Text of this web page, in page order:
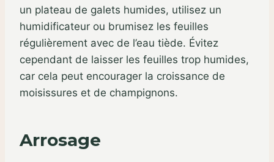
un plateau de galets humides, utilisez un
humidificateur ou brumisez les feuilles
régulièrement avec de l’eau tiède. Évitez
cependant de laisser les feuilles trop humides,
car cela peut encourager la croissance de
moisissures et de champignons.
Arrosage